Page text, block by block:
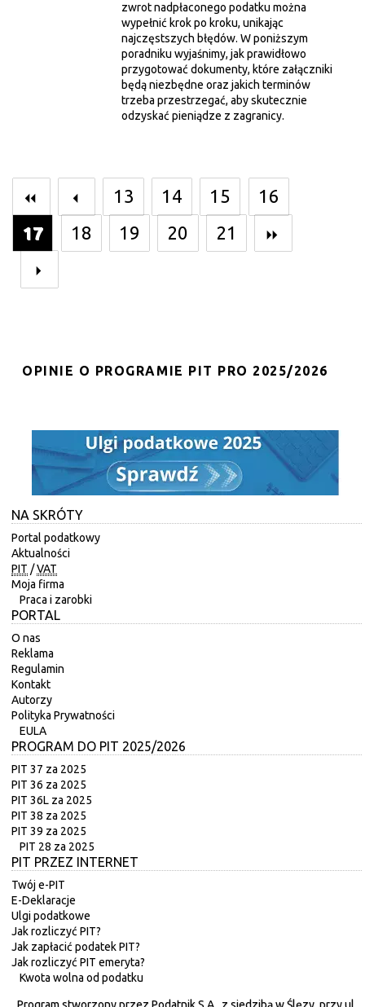
zwrot nadpłaconego podatku można
wypełnić krok po kroku, unikając
najczęstszych błędów. W poniższym
poradniku wyjaśnimy, jak prawidłowo
przygotować dokumenty, które załączniki
będą niezbędne oraz jakich terminów
trzeba przestrzegać, aby skutecznie
odzyskać pieniądze z zagranicy.
13 14 15
16
17
18 19 20 21
OPINIE O PROGRAMIE PIT PRO 2025/2026
NA SKRÓTY
Portal podatkowy
Aktualności
PIT /VAT
Moja firma
Praca i zarobki
PORTAL
O nas
Reklama
Regulamin
Kontakt
Autorzy
Polityka Prywatności
EULA
PROGRAM DO PIT 2025/2026
PIT 37 za 2025
PIT 36 za 2025
PIT 36L za 2025
PIT 38 za 2025
PIT 39 za 2025
PIT 28 za 2025
PIT PRZEZ INTERNET
Twój e-PIT
E-Deklaracje
Ulgi podatkowe
Jak rozliczyć PIT?
Jak zapłacić podatek PIT?
Jak rozliczyć PIT emeryta?
Kwota wolna od podatku